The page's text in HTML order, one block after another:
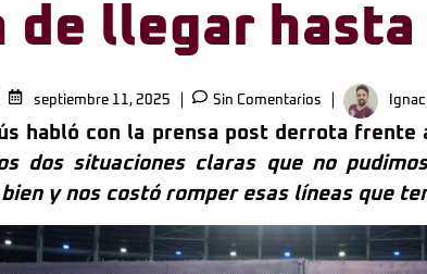
de llegar
septiembre 11, 2025 Sin Comentarios
habló con la prensa post derrota
dos situaciones claras que no
y nos costó romper esas líneas que